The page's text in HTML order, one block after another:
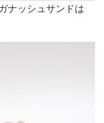
ナッシュサンドは